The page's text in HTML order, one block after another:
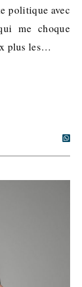
politique avec
me choque
plus les…